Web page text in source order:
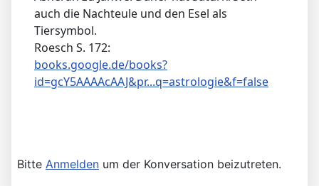
auch die Nachteule und den Esel als
Tiersymbol.
Roesch S. 172:
books.google.de/books?
id=gcY5AAAAcAAJ&pr...q=astrologie&f=false
Bitte Anmelden um der Konversation beizutreten.